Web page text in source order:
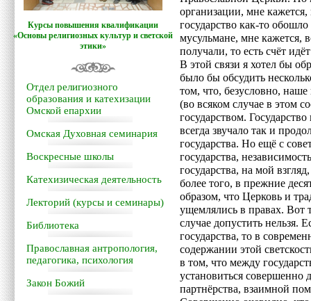
Курсы повышения квалификации
«Основы религиозных культур и светской
этики»
Отдел религиозного
образования и катехизации
Омской епархии
Омская Духовная семинария
Воскресные школы
Катехизическая деятельность
Лекторий (курсы и семинары)
Библиотека
Православная антропология,
педагогика, психология
Закон Божий
организации, мне
государство как-то
мусульмане, мне кажется,
получали, то есть счёт
В этой связи я хотел бы
было бы обсудить
том, что, безусловно, наше
(во всяком случае в этом
государством.
всегда звучало так и
государства. Но ещё с
государства,
государства, на мой
более того, в прежние
образом, что Церковь и
ущемлялись в правах. Вот
случае допустить нельзя.
государства, то в
содержании этой
в том, что между
установиться
партнёрства, взаимной